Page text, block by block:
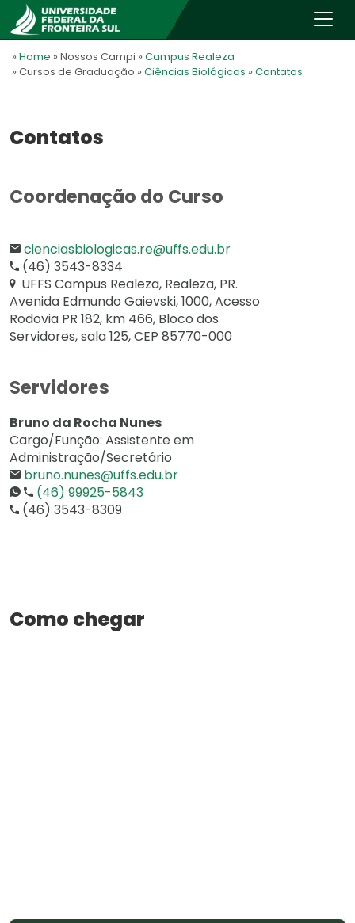
» Home » Nossos Campi » Campus Realeza
» Cursos de Graduação » Ciências Biológicas » Contatos
Contatos
Coordenação do Curso
cienciasbiologicas.re@uffs.edu.br
(46) 3543-8334
UFFS Campus Realeza, Realeza, PR.
Avenida Edmundo Gaievski, 1000, Acesso
Rodovia PR 182, km 466, Bloco dos
Servidores, sala 125, CEP 85770-000
Servidores
Bruno da Rocha Nunes
Cargo/Função: Assistente em
Administração/Secretário
bruno.nunes@uffs.edu.br
(46) 99925-5843
(46) 3543-8309
Como chegar